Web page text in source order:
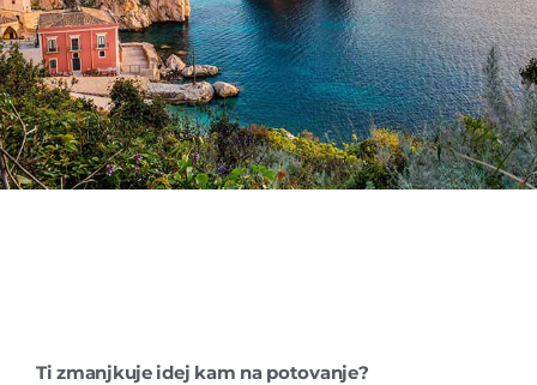
Ti zmanjkuje idej kam na potovanje?